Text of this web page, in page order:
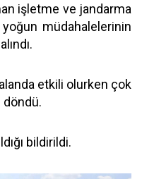
işletme ve jandarma
müdahalelerinin
etkili olurken çok
döndü.
bildirildi.